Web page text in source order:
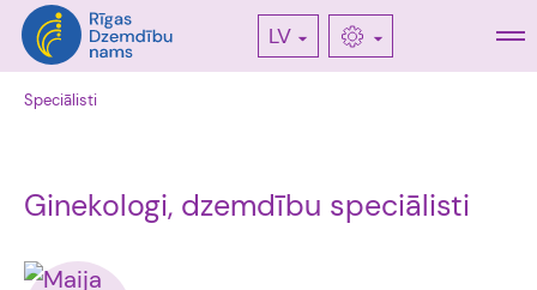
LV
Speciālisti
Ginekologi, dzemdību speciālisti